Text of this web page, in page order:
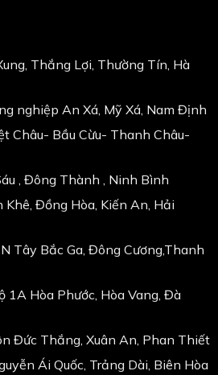
Thắng Lợi, Thường Tín, Hà
nghiệp An Xá, Mỹ Xá, Nam Định
Châu- Bầu Cừu- Thanh Châu-
, Đông Thành , Ninh Bình
Khê, Đồng Hòa, Kiến An, Hải
Tây Bắc Ga, Đông Cương,Thanh
1A Hòa Phước, Hòa Vang, Đà
Đức Thắng, Xuân An, Phan Thiết
Ái Quốc, Trảng Dài, Biên Hòa